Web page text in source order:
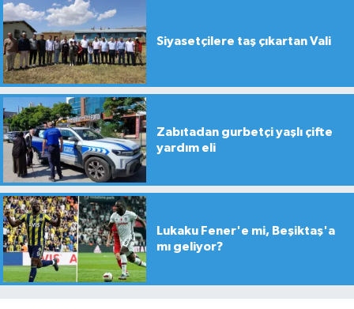
Siyasetçilere taş çıkartan Vali
Zabıtadan gurbetçi yaşlı çifte
yardım eli
Lukaku Fener'e mi, Beşiktaş'a
mı geliyor?